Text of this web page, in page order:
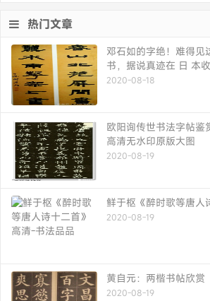
热门文章
邓石如的字绝！难得见
书，据说真迹在 日 本
2020-08-18
欧阳询传世书法字帖鉴
高清无水印原版大图
2020-08-19
鲜于枢《醉时歌等唐人
2020-08-19
黄自元：两楷书帖欣赏
2020-08-19